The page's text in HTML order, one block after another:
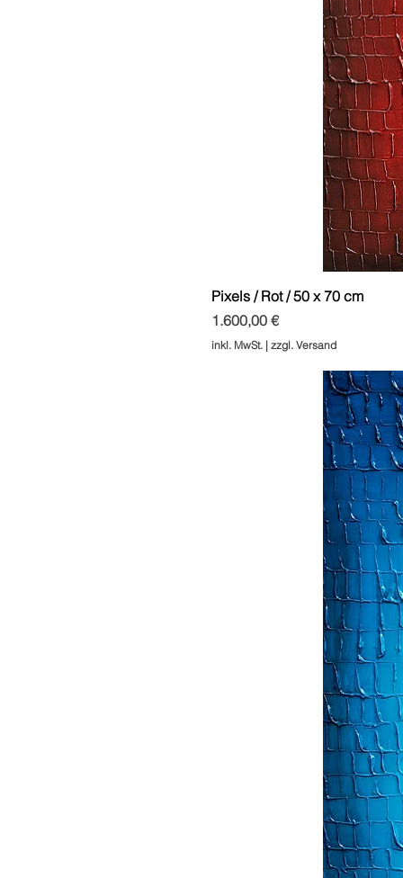
Pixels / Rot / 50 x 70 cm
Preis
1.600,00 €
inkl. MwSt. |zzgl. Versand